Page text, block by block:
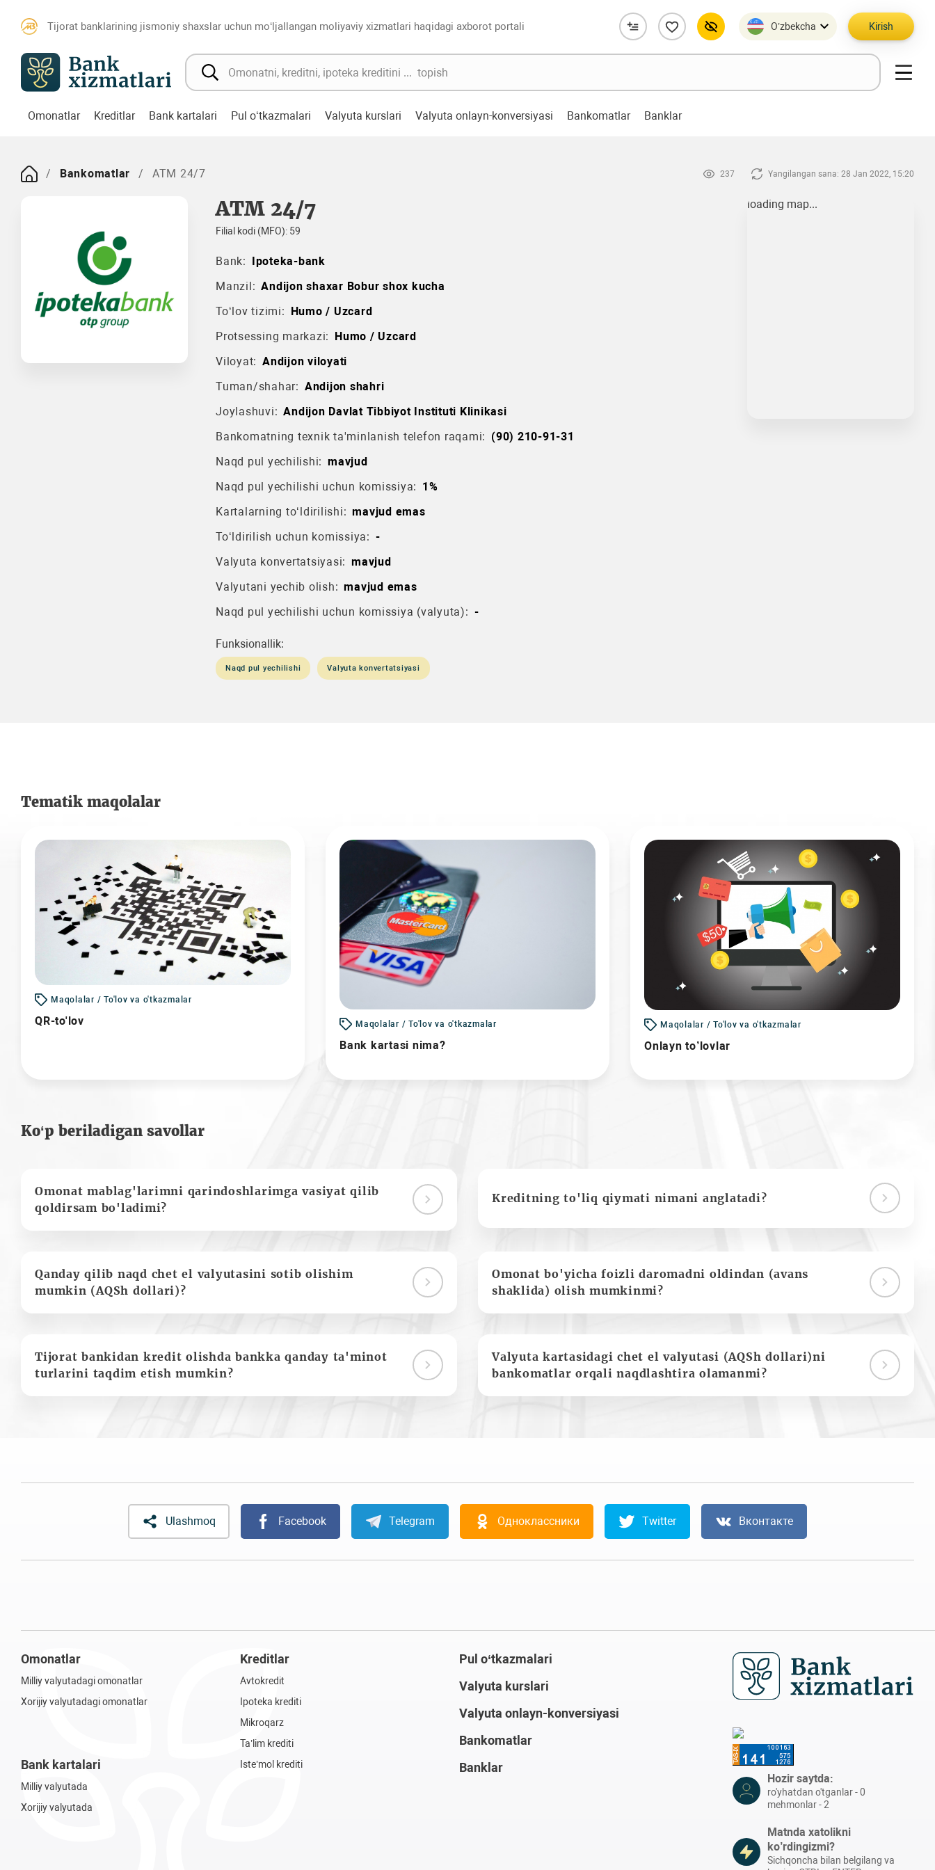
Tijorat banklarining jismoniy shaxslar uchun mo‘ljallangan moliyaviy xizmatlari haqidagi axborot portali O’zbekcha Kirish
Omonatlar Kreditlar Bank kartalari Pul o‘tkazmalari Valyuta kurslari Valyuta onlayn-konversiyasi Bankomatlar Banklar
Bankomatlar ATM 24/7 237 Yangilangan sana: 28 Jan 2022, 15:20
ATM 24/7
Filial kodi (MFO): 59
Bank: Ipoteka-bank
Manzil: Аndijon shaxar Bobur shox kucha
To‘lov tizimi: Humo / Uzcard
Protsessing markazi: Humo / Uzcard
Viloyat: Andijon viloyati
Tuman/shahar: Andijon shahri
Joylashuvi: Аndijon Davlat Tibbiyot Instituti Klinikasi
Bankomatning texnik ta'minlanish telefon raqami: (90) 210-91-31
Naqd pul yechilishi: mavjud
Naqd pul yechilishi uchun komissiya: 1%
Kartalarning to‘ldirilishi: mavjud emas
To‘ldirilish uchun komissiya: -
Valyuta konvertatsiyasi: mavjud
Valyutani yechib olish: mavjud emas
Naqd pul yechilishi uchun komissiya (valyuta): -
Funksionallik:
Naqd pul yechilishi Valyuta konvertatsiyasi
loading map...
Tematik maqolalar
Maqolalar / To'lov va o'tkazmalar
QR-to'lov Maqolalar / To'lov va o'tkazmalar
Bank kartasi nima?
Maqolalar / To'lov va o'tkazmalar
Onlayn to’lovlar
Ko‘p beriladigan savollar
Omonat mablag'larimni qarindoshlarimga vasiyat qilib
qoldirsam bo'ladimi?
Kreditning to'liq qiymati nimani anglatadi?
Qanday qilib naqd chet el valyutasini sotib olishim
mumkin (AQSh dollari)?
Omonat bo'yicha foizli daromadni oldindan (avans
shaklida) olish mumkinmi?
Tijorat bankidan kredit olishda bankka qanday ta'minot
turlarini taqdim etish mumkin?
Valyuta kartasidagi chet el valyutasi (AQSh dollari)ni
bankomatlar orqali naqdlashtira olamanmi?
Ulashmoq Facebook Telegram Одноклассники Twitter Вконтакте
Omonatlar
Milliy valyutadagi omonatlar
Xorijiy valyutadagi omonatlar
Bank kartalari
Milliy valyutada
Xorijiy valyutada
Kreditlar
Avtokredit
Ipoteka krediti
Mikroqarz
Ta’lim krediti
Iste’mol krediti
Pul o‘tkazmalari
Valyuta kurslari
Valyuta onlayn-konversiyasi
Bankomatlar
Banklar
Hozir saytda:
ro'yhatdan o'tganlar - 0
mehmonlar - 2
Matnda xatolikni
ko’rdingizmi?
Sichqoncha bilan belgilang va